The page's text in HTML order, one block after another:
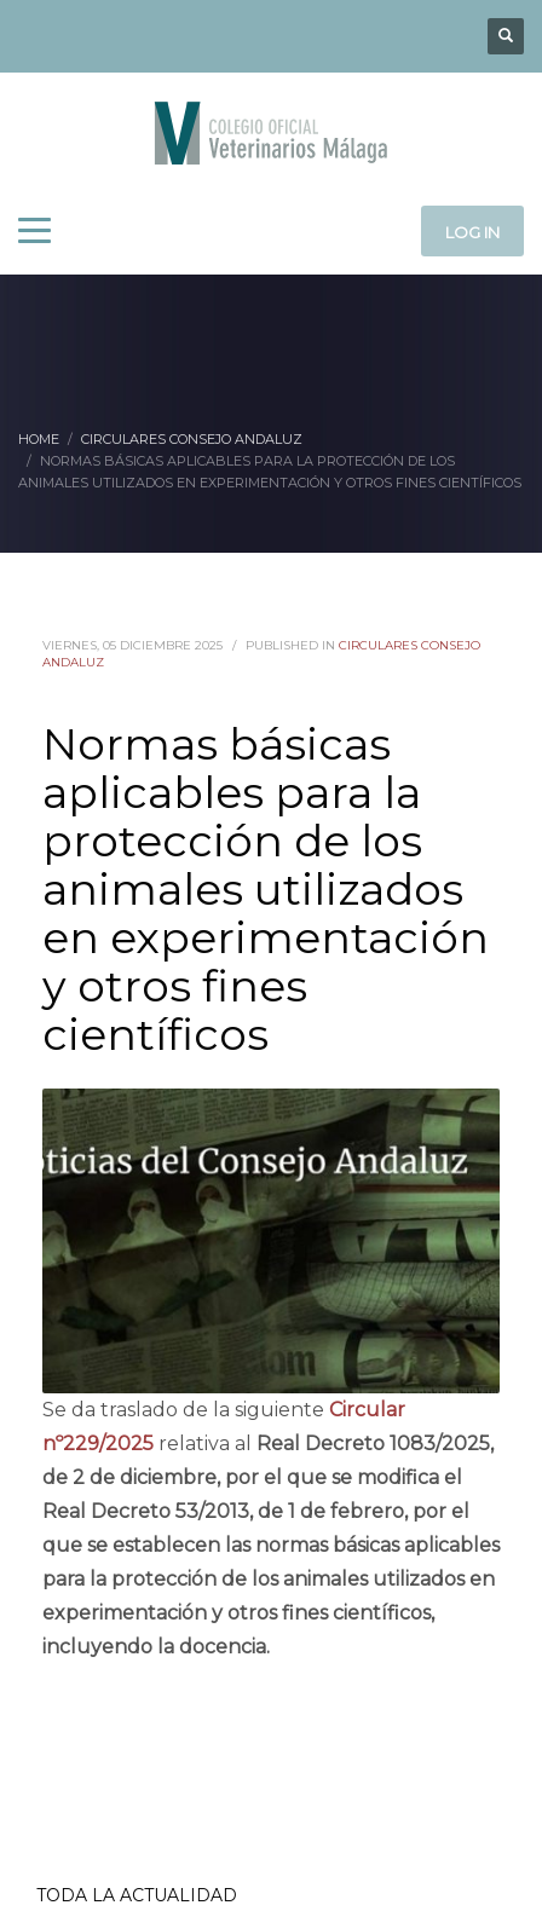
LOG IN
HOME
CIRCULARES CONSEJO ANDALUZ
NORMAS BÁSICAS APLICABLES PARA LA PROTECCIÓN DE LOS
ANIMALES UTILIZADOS EN EXPERIMENTACIÓN Y OTROS FINES CIENTÍFICOS
VIERNES, 05 DICIEMBRE 2025 / PUBLISHED IN CIRCULARES CONSEJO
ANDALUZ
Normas básicas
aplicables para la
protección de los
animales utilizados
en experimentación
y otros fines
científicos
Se da traslado de la siguiente Circular
nº229/2025 relativa al
Real Decreto 1083/2025,
de 2 de diciembre, por el que se modifica el
Real Decreto 53/2013, de 1 de febrero, por el
que se establecen las normas básicas aplicables
para la protección de los animales utilizados en
experimentación y otros fines científicos,
incluyendo la docencia.
TODA LA ACTUALIDAD